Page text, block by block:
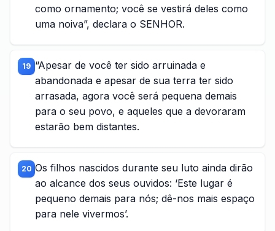
como ornamento; você se vestirá deles como
uma noiva”, declara o SENHOR.
19 “Apesar de você ter sido arruinada e
abandonada e apesar de sua terra ter sido
arrasada, agora você será pequena demais
para o seu povo, e aqueles que a devoraram
estarão bem distantes.
20 Os filhos nascidos durante seu luto ainda dirão
ao alcance dos seus ouvidos: ‘Este lugar é
pequeno demais para nós; dê-nos mais espaço
para nele vivermos’.